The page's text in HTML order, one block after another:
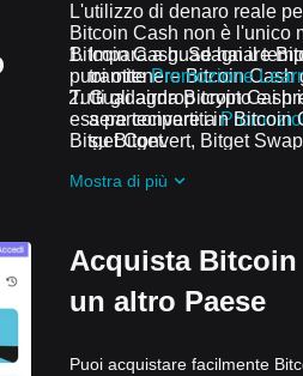
L'utilizzo di denaro reale
Bitcoin Cash non è l'unico
Bitcoin Cash. Se hai il
puoi ottenere Bitcoin Cash
Impara a guadagnare
tramitePromozione
Guadagna Bitcoin Cash
a partecipare a
su Bitget.
partecipando a
Tutti gli airdrop crypto e i
essere convertiti in Bitcoin
Bitget Convert, Bitget
Mostra di più
Acquista Bitcoin
un altro Paese
Puoi acquistare facilmente